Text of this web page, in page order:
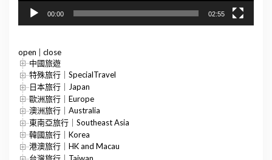
00:00 02:55
open | close
中國旅遊
特殊旅行｜SpecialTravel
日本旅行｜Japan
歐洲旅行｜Europe
澳洲旅行｜Australia
東南亞旅行｜Southeast Asia
韓國旅行｜Korea
港澳旅行｜HK and Macau